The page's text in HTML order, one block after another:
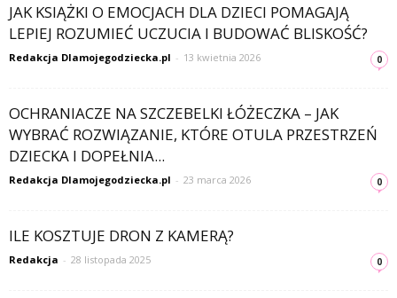
JAK KSIĄŻKI O EMOCJACH DLA DZIECI POMAGAJĄ
LEPIEJ ROZUMIEĆ UCZUCIA I BUDOWAĆ BLISKOŚĆ?
Redakcja Dlamojegodziecka.pl - 13 kwietnia 2026 0
OCHRANIACZE NA SZCZEBELKI ŁÓŻECZKA – JAK
WYBRAĆ ROZWIĄZANIE, KTÓRE OTULA PRZESTRZEŃ
DZIECKA I DOPEŁNIA...
Redakcja Dlamojegodziecka.pl - 23 marca 2026 0
ILE KOSZTUJE DRON Z KAMERĄ?
Redakcja - 28 listopada 2025 0